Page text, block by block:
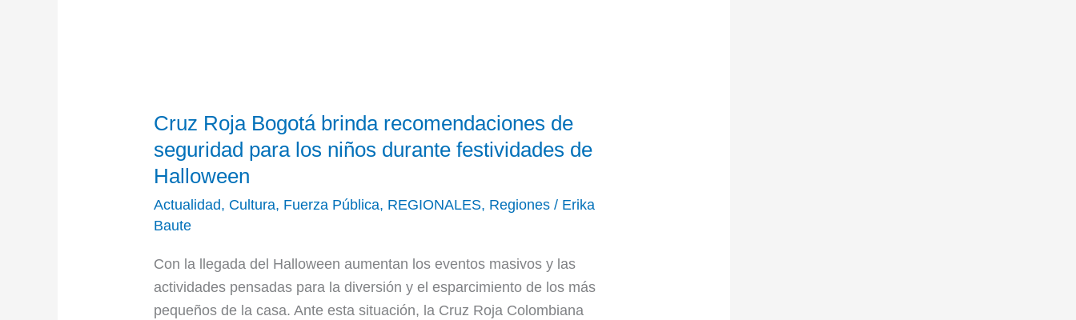
Cruz Roja Bogotá brinda recomendaciones de
seguridad para los niños durante festividades de
Halloween
Actualidad, Cultura, Fuerza Pública, REGIONALES, Regiones / Erika
Baute
Con la llegada del Halloween aumentan los eventos masivos y las
actividades pensadas para la diversión y el esparcimiento de los más
pequeños de la casa. Ante esta situación, la Cruz Roja Colombiana
Roja
Bogotá
brinda
para
los
niños